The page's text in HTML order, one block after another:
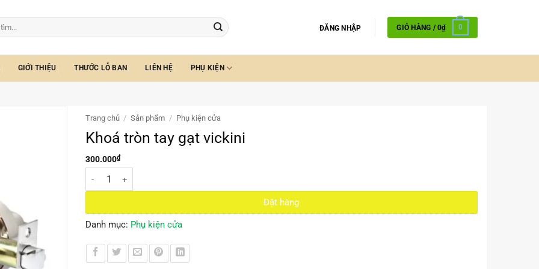
ĐĂNG NHẬP GIỎ HÀNG /0₫ 0
GIỚI THIỆU THƯỚC LỖ BAN LIÊN HỆ PHỤ KIỆN
Trang chủ / Sản phẩm / Phụ kiện cửa
Khoá tròn tay gạt vickini
300.000₫
Khoá tròn tay gạt vickini số lượng
Đặt hàng
Danh mục: Phụ kiện cửa